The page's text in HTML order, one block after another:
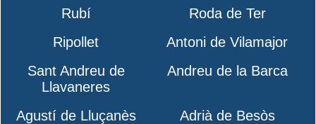
Rubí
Roda de Ter
Ripollet
Antoni de Vilamajor
Sant Andreu de
Llavaneres
Andreu de la Barca
Agustí de Lluçanès
Adrià de Besòs